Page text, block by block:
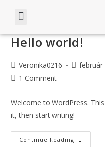
Hello world!
Veronika0216 február
1 Comment
Welcome to WordPress.
it, then start writing!
Continue Reading